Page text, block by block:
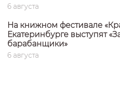
6 августа
На книжном фестивале
Екатеринбурге выступят
барабанщики»
6 августа